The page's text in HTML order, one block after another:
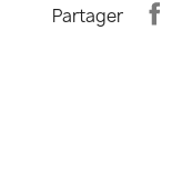
Partager